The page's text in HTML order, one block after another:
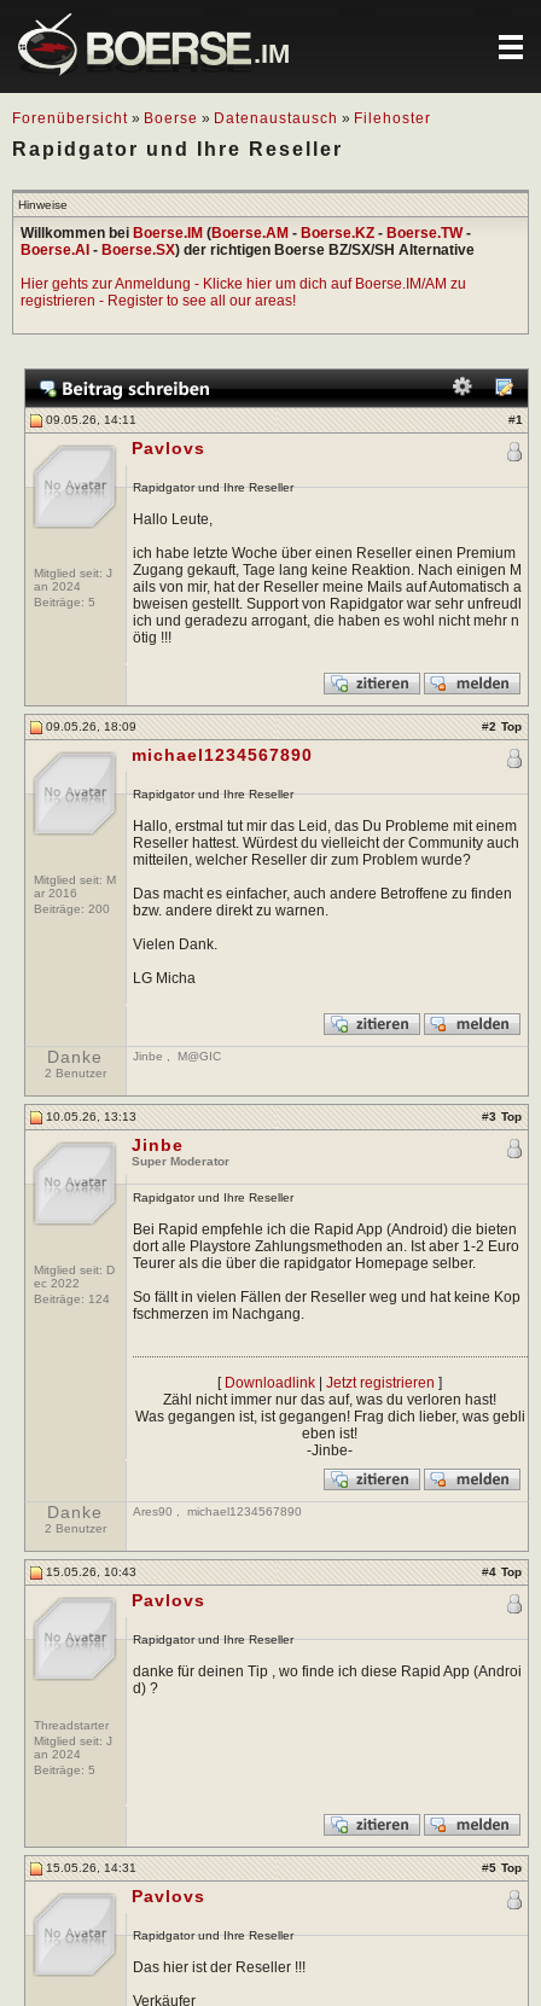
.IM
Forenübersicht » Boerse » Datenaustausch » Filehoster
Rapidgator und Ihre Reseller
Hinweise
Willkommen bei Boerse.IM (Boerse.AM - Boerse.KZ - Boerse.TW-
Boerse.AI - Boerse.SX) der richtigen Boerse BZ/SX/SH Alternative
Hier gehts zur Anmeldung - Klicke hier um dich auf Boerse.IM/AM zu
registrieren - Register to see all our areas!
09.05.26, 14:11 #1
Mitglied seit: J
an 2024
Beiträge: 5
Pavlovs
Rapidgator und Ihre Reseller
Hallo Leute,
ich habe letzte Woche über einen Reseller einen Premium
Zugang gekauft, Tage lang keine Reaktion. Nach einigen M
ails von mir, hat der Reseller meine Mails auf Automatisch a
bweisen gestellt. Support von Rapidgator war sehr unfreudl
ich und geradezu arrogant, die haben es wohl nicht mehr n
ötig !!!
09.05.26, 18:09 #2 Top
Mitglied seit: M
ar 2016
Beiträge: 200
michael1234567890
Rapidgator und Ihre Reseller
Hallo, erstmal tut mir das Leid, das Du Probleme mit einem
Reseller hattest. Würdest du vielleicht der Community auch
mitteilen, welcher Reseller dir zum Problem wurde?
Das macht es einfacher, auch andere Betroffene zu finden
bzw. andere direkt zu warnen.
Vielen Dank.
LG Micha
Danke
2 Benutzer
Jinbe M@GIC
10.05.26, 13:13 #3 Top
Mitglied seit: D
ec 2022
Beiträge: 124
Jinbe
Super Moderator
Rapidgator und Ihre Reseller
Bei Rapid empfehle ich die Rapid App (Android) die bieten
dort alle Playstore Zahlungsmethoden an. Ist aber 1-2 Euro
Teurer als die über die rapidgator Homepage selber.
So fällt in vielen Fällen der Reseller weg und hat keine Kop
fschmerzen im Nachgang.
[ Downloadlink |Jetzt registrieren ]
Zähl nicht immer nur das auf, was du verloren hast!
Was gegangen ist, ist gegangen! Frag dich lieber, was gebli
eben ist!
-Jinbe-
Danke
2 Benutzer
Ares90 michael1234567890
15.05.26, 10:43 #4 Top
Threadstarter
Mitglied seit: J
an 2024
Beiträge: 5
Pavlovs
Rapidgator und Ihre Reseller
danke für deinen Tip , wo finde ich diese Rapid App (Androi
d) ?
15.05.26, 14:31 #5 Top
Pavlovs
Rapidgator und Ihre Reseller
Das hier ist der Reseller !!!
Verkäufer